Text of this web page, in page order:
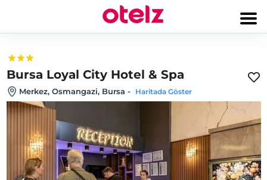
Bursa Loyal City Hotel & Spa
Merkez, Osmangazi, Bursa - Haritada Göster